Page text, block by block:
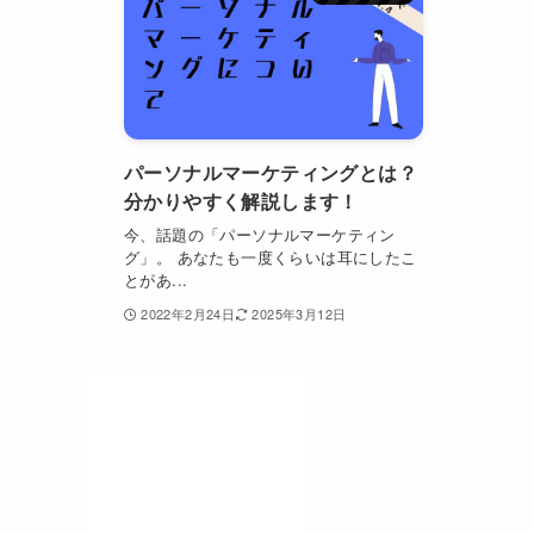
パーソナルマーケティングとは？
分かりやすく解説します！
今、話題の「パーソナルマーケティン
グ」。 あなたも一度くらいは耳にしたこ
とがあ...
2022年2月24日 2025年3月12日